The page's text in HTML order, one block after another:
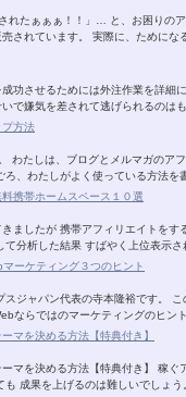
れたぁぁぁ！！」… と、お困りの
でブームの情報商材。それこそ星の数ほど
功させるためには外注作業を詳細
で嫌気を差されて逃げられるの
プ方法
ろ、わたしがよく使っている方法
携帯ホームスペース１０選
ましたが 携帯アフィリエイトを
イトを量産して分析した結果 すばやく上
ーケティング３つのヒント
このレポートでは、Webを使って何かを販売している
マを決める方法【特典付き】
アフィリエイトサイトのテーマの決め方は ご存じです